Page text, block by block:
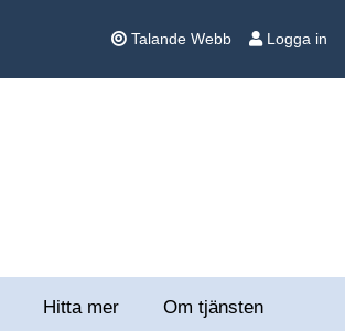
Talande Webb Logga in
Hitta mer Om tjänsten